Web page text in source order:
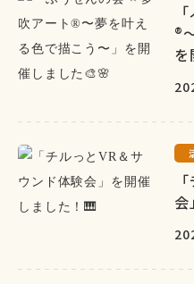
®
を
会